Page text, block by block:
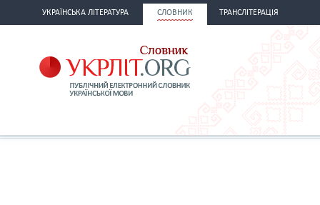
УКРАЇНСЬКА ЛІТЕРАТУРА СЛОВНИК ТРАНСЛІТЕРАЦІЯ